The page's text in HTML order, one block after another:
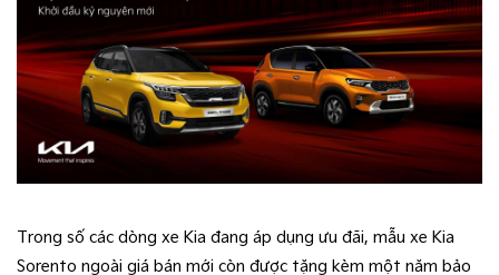
Trong số các dòng xe Kia đang áp dụng ưu đãi, mẫu xe Kia
Sorento ngoài giá bán mới còn được tặng kèm một năm bảo